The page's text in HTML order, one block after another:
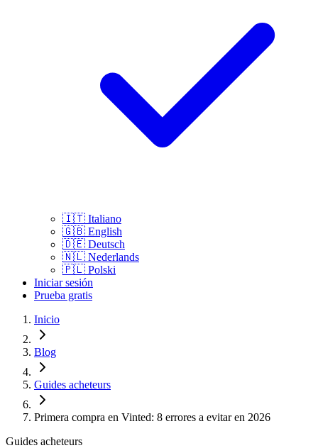
🇮🇹 Italiano
🇬🇧 English
🇩🇪 Deutsch
🇳🇱 Nederlands
🇵🇱 Polski
Iniciar sesión
Prueba gratis
Inicio
Blog
Guides acheteurs
Primera compra en Vinted: 8 errores a evitar en 2026
Guides acheteurs